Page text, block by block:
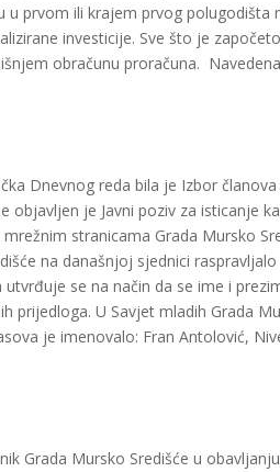
u prvom ili krajem prvog
investicije. Sve što je
obračunu proračuna.
Dnevnog reda bila je Izbor
objavljen je Javni poziv za isticanje
mrežnim stranicama Grada Mursko
na današnjoj sjednici
utvrđuje se na način da se ime i
prijedloga. U Savjet mladih Grada
je imenovalo: Fran Antolović,
Grada Mursko Središće u